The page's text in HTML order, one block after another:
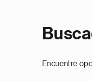
Encuentre